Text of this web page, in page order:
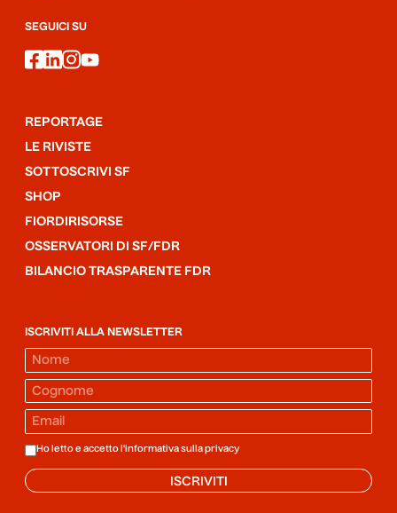
SEGUICI SU
facebook
linkedin
instagram
youtube
REPORTAGE
LE RIVISTE
SOTTOSCRIVI SF
SHOP
FIORDIRISORSE
OSSERVATORI DI SF/FDR
BILANCIO TRASPARENTE FDR
ISCRIVITI ALLA NEWSLETTER
Ho letto e accetto l'informativa sulla privacy
ISCRIVITI